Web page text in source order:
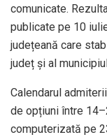
comunicate.
publicate pe 10
județeană care
județ și al
Calendarul
de opțiuni între
computerizată pe